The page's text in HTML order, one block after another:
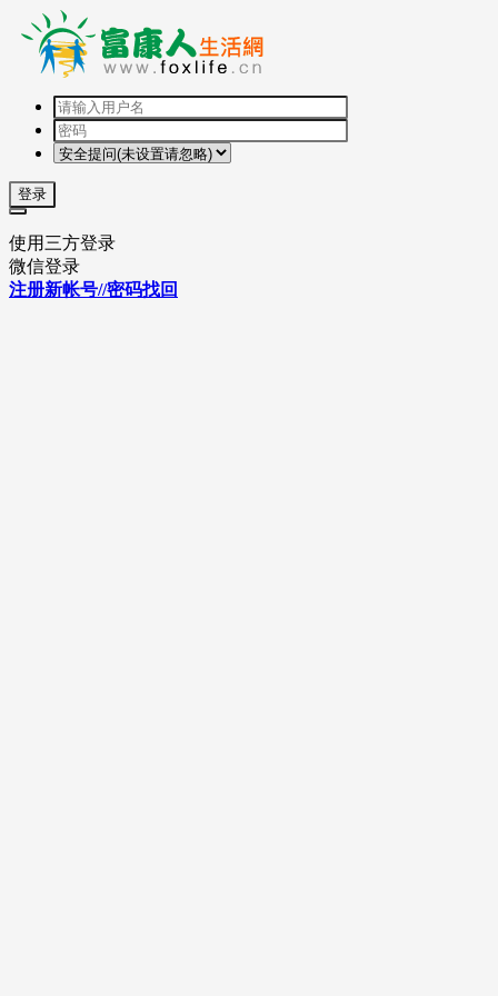
登录
使用三方登录
微信登录
注册新帐号//密码找回